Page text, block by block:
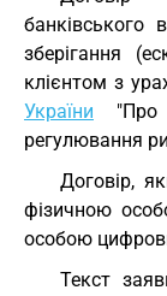
банківського
зберігання
клієнтом з
України "Про
регулювання
Договір,
фізичною
особою
Текст